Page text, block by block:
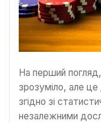
На перший
зрозуміло, але
згідно зі
незалежними